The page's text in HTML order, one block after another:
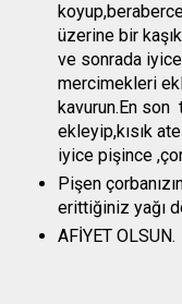
üzerine bir
ve sonrada
mercimekleri
kavurun.En son
ekleyip,kısık
iyice pişince
Pişen
erittiğiniz yağı
AFİYET OLSUN.